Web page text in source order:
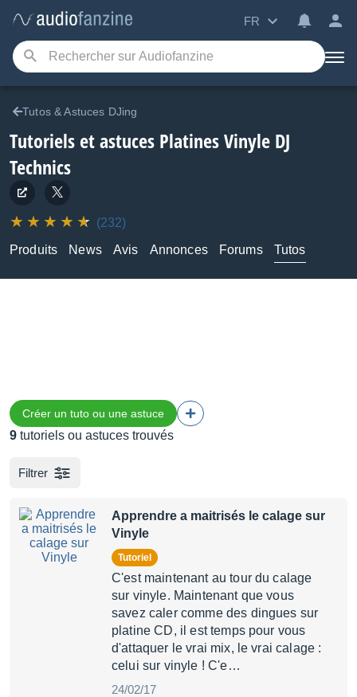
FR
Tutos & Astuces DJing
Tutoriels et astuces Platines Vinyle DJ
Technics
(232)
Produits
News Avis Annonces Forums Tutos
Créer un tuto ou une astuce
9 tutoriels ou astuces trouvés
Filtrer
Apprendre a maitrisés le calage sur
Vinyle
Tutoriel
C'est maintenant au tour du calage
sur vinyle. Maintenant que vous
savez caler comme des dingues sur
platine CD, il est temps pour vous
d'attaquer le vrai mix, le vrai calage :
celui sur vinyle ! C'e…
24/02/17